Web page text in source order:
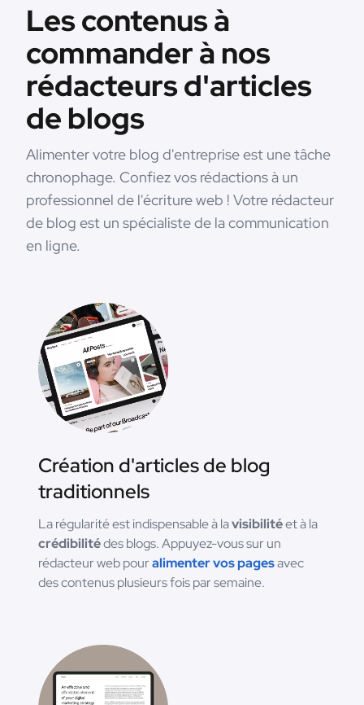
Les contenus à
commander à nos
rédacteurs d'articles
de blogs
Alimenter votre blog d'entreprise est une tâche
chronophage. Confiez vos rédactions à un
professionnel de l'écriture web ! Votre rédacteur
de blog est un spécialiste de la communication
en ligne.
Création d'articles de blog
traditionnels
La régularité est indispensable à lavisibilitéet à la
crédibilitédes blogs. Appuyez-vous sur un
rédacteur web pouralimenter vos pagesavec
des contenus plusieurs fois par semaine.